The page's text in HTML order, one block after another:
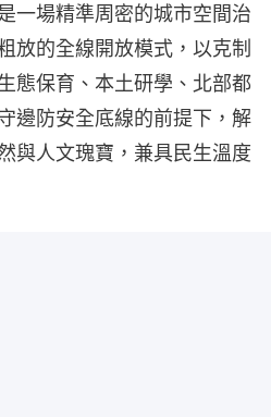
一場精準周密的城市空間治
放的全線開放模式，以克制
態保育、本土研學、北部都
邊防安全底線的前提下，解
與人文瑰寶，兼具民生溫度